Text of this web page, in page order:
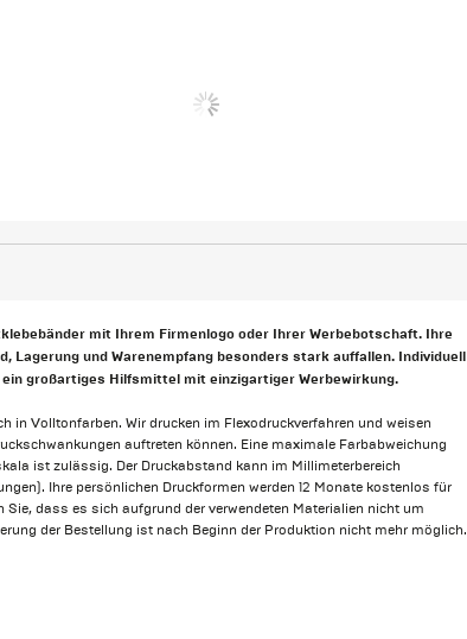
mit Ihrem Firmenlogo oder Ihrer Werbebotschaft. Ihre
Lagerung und Warenempfang besonders stark auffallen. Individuell
großartiges Hilfsmittel mit einzigartiger Werbewirkung.
in Volltonfarben. Wir drucken im Flexodruckverfahren und weisen
auftreten können. Eine maximale Farbabweichung
ist zulässig. Der Druckabstand kann im Millimeterbereich
Ihre persönlichen Druckformen werden 12 Monate kostenlos für
Sie, dass es sich aufgrund der verwendeten Materialien nicht um
der Bestellung ist nach Beginn der Produktion nicht mehr möglich.